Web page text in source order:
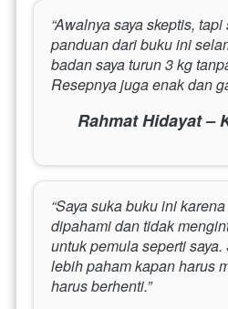
“Awalnya saya skeptis,
panduan dari buku ini
badan saya turun 3 kg
Resepnya juga enak dan
Rahmat Hidayat –
“Saya suka buku ini
dipahami dan tidak
untuk pemula seperti
lebih paham kapan harus
harus berhenti.”